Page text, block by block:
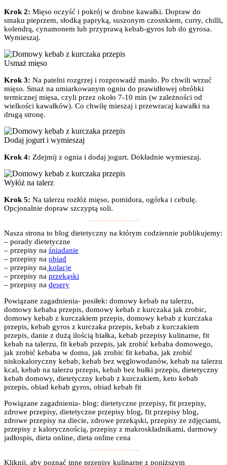
Krok 2: Mięso oczyść i pokrój w drobne kawałki. Dopraw do
smaku pieprzem, słodką papryką, suszonym czosnkiem, curry, chilli,
kolendrą, cynamonem lub przyprawą kebab-gyros lub do gyrosa.
Wymieszaj.
Usmaż mięso
Krok 3: Na patelni rozgrzej i rozprowadź masło. Po chwili wrzuć
mięso. Smaż na umiarkowanym ogniu do prawidłowej obróbki
termicznej mięsa, czyli przez około 7-10 min (w zależności od
wielkości kawałków). Co chwilę mieszaj i przewracaj kawałki na
drugą stronę.
Dodaj jogurt i wymieszaj
Krok 4: Zdejmij z ognia i dodaj jogurt. Dokładnie wymieszaj.
Wyłóż na talerz
Krok 5: Na talerzu rozłóż mięso, pomidora, ogórka i cebulę.
Opcjonalnie dopraw szczyptą soli.
Nasza strona to blog dietetyczny na którym codziennie publikujemy:
– porady dietetyczne
– przepisy na śniadanie
– przepisy na obiad
– przepisy na kolacje
– przepisy na przekąski
– przepisy na desery
Powiązane zagadnienia- posiłek: domowy kebab na talerzu,
domowy kebaba przepis, domowy kebab z kurczaka jak zrobic,
domowy kebab z kurczakiem przepis, domowy kebab z kurczaka
przepis, kebab gyros z kurczaka przepis, kebab z kurczakiem
przepis, danie z dużą ilością białka, kebab przepisy kulinarne, fit
kebab na talerzu, fit kebab przepis, jak zrobić kebaba domowego,
jak zrobić kebaba w domu, jak zrobic fit kebaba, jak zrobić
niskokaloryczny kebab, kebab bez węglowodanów, kebab na talerzu
kcal, kebab na talerzu przepis, kebab bez bułki przepis, dietetyczny
kebab domowy, dietetyczny kebab z kurczakiem, keto kebab
przepis, obiad kebab gyros, obiad kebab fit
Powiązane zagadnienia- blog: dietetyczne przepisy, fit przepisy,
zdrowe przepisy, dietetyczne przepisy blog, fit przepisy blog,
zdrowe przepisy na diecie, zdrowe przekąski, przepisy ze zdjęciami,
przepisy z kalorycznością, przepisy z makroskładnikami, darmowy
jadłospis, dieta online, dieta online cena
Kliknij, aby poznać inne przepisy kulinarne z poniższym